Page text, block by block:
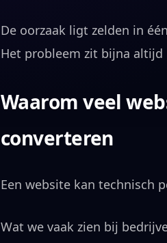
De oorzaak ligt zelden in
Het probleem zit bijna
Waarom veel
converteren
Een website kan technisch
Wat we vaak zien bij